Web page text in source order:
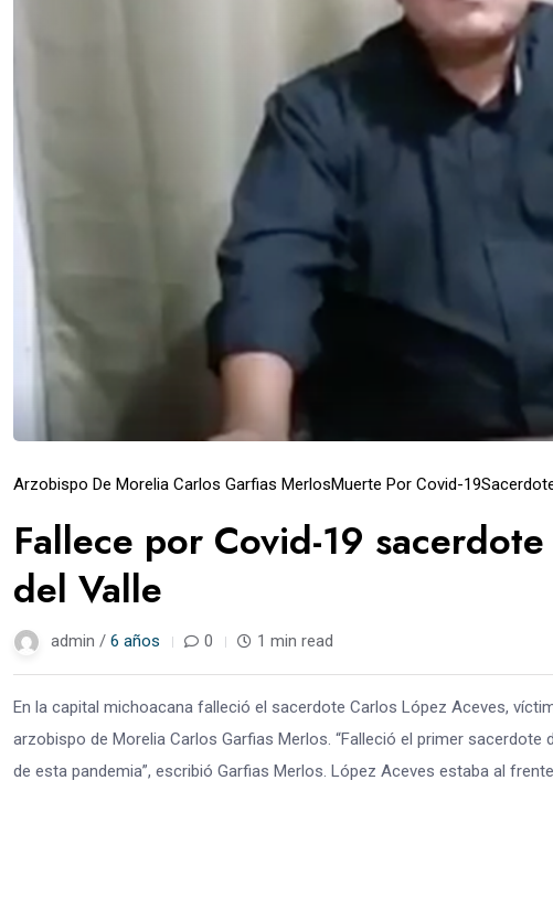
Arzobispo De Morelia Carlos Garfias MerlosMuerte Por Covid-19
Fallece por Covid-19
del Valle
admin / 6 años 0 1 min read
En la capital michoacana falleció el sacerdote Carlos López Aceves,
arzobispo de Morelia Carlos Garfias Merlos. “Falleció el primer
de esta pandemia”, escribió Garfias Merlos. López Aceves estaba al